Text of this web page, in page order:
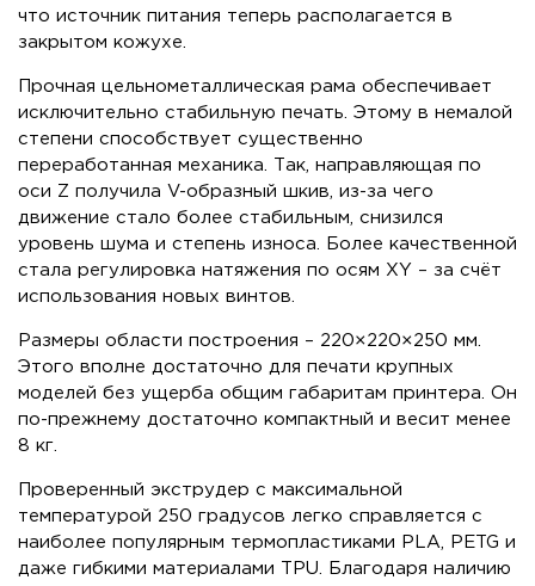
что источник питания теперь располагается в
закрытом кожухе.
Прочная цельнометаллическая рама обеспечивает
исключительно стабильную печать. Этому в немалой
степени способствует существенно
переработанная механика. Так, направляющая по
оси Z получила V-образный шкив, из-за чего
движение стало более стабильным, снизился
уровень шума и степень износа. Более качественной
стала регулировка натяжения по осям XY – за счёт
использования новых винтов.
Размеры области построения – 220×220×250 мм.
Этого вполне достаточно для печати крупных
моделей без ущерба общим габаритам принтера. Он
по-прежнему достаточно компактный и весит менее
8 кг.
Проверенный экструдер с максимальной
температурой 250 градусов легко справляется с
наиболее популярным термопластиками PLA, PETG и
даже гибкими материалами TPU. Благодаря наличию